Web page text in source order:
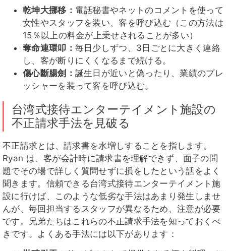
乾坤大挪移： 電話秘書やネットのコメントを使って
女性やスタッフを装い、客を呼び込む（この方法は
15％以上の料金が上乗せされることが多い）
奪命連環叩： 毎日少しずつ、3日ごとに大きく連絡
し、客が断りにくくなるまで続ける。
傷心斷腸劍： 誕生日が近いと偽ったり、業績のプレ
ッシャーを装って客を呼び込む。
台湾式接待エンターテイメント施設の
不正請求手法を見破る
不正請求とは、請求書を水増しすることを指します。
Ryan は、客が会計時に請求書を理解できず、面子の問
題でその場で詳しく質問せずに損をしたという話をよく
聞きます。信頼できる台湾式接待エンターテイメント施
設に行けば、このような低劣な手法はあまり発生しませ
んが、毎回担当するスタッフが異なるため、注意が必要
です。兄弟たちはこれらの不正請求手法を知っておくべ
きです。よくある手法には以下があります：